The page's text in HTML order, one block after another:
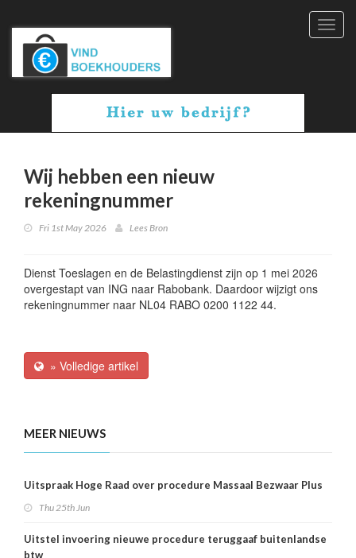
Wij hebben een nieuw
rekeningnummer
Fri 1st May 2026 Lees Bron
Dienst Toeslagen en de Belastingdienst zijn op 1 mei 2026
overgestapt van ING naar Rabobank. Daardoor wijzigt ons
rekeningnummer naar NL04 RABO 0200 1122 44.
» Volledige artikel
MEER NIEUWS
Uitspraak Hoge Raad over procedure Massaal Bezwaar Plus
Thu 25th Jun
Uitstel invoering nieuwe procedure teruggaaf buitenlandse
btw